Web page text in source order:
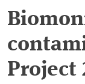
Project